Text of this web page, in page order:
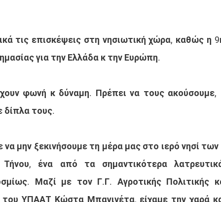
τις επισκέψεις στη νησιωτική χώρα, καθώς η 9η
για την Ελλάδα κ την Ευρώπη.
φωνή κ δύναμη. Πρέπει να τους ακούσουμε,
δίπλα τους.
μην ξεκινήσουμε τη μέρα μας στο ιερό νησί
ένα από τα σημαντικότερα
Μαζί με τον Γ.Γ. Αγροτικής Πολιτικής
ΥΠΑΑΤ Κώστα Μπαγινέτα, είχαμε την χαρά